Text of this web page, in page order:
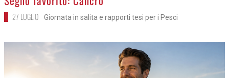
27 LUGLIO Giornata in salita e rapporti tesi per i Pesci